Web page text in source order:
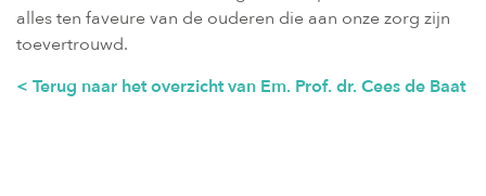
alles ten faveure van de ouderen die aan onze zorg zijn
toevertrouwd.
< Terug naar het overzicht van Em. Prof. dr. Cees de Baat